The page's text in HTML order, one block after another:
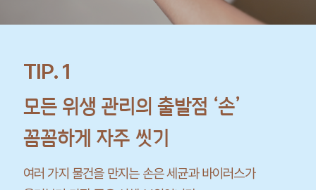
TIP. 1
모든 위생 관리의 출발점 ‘손’
꼼꼼하게 자주 씻기
여러 가지 물건을 만지는 손은 세균과 바이러스가